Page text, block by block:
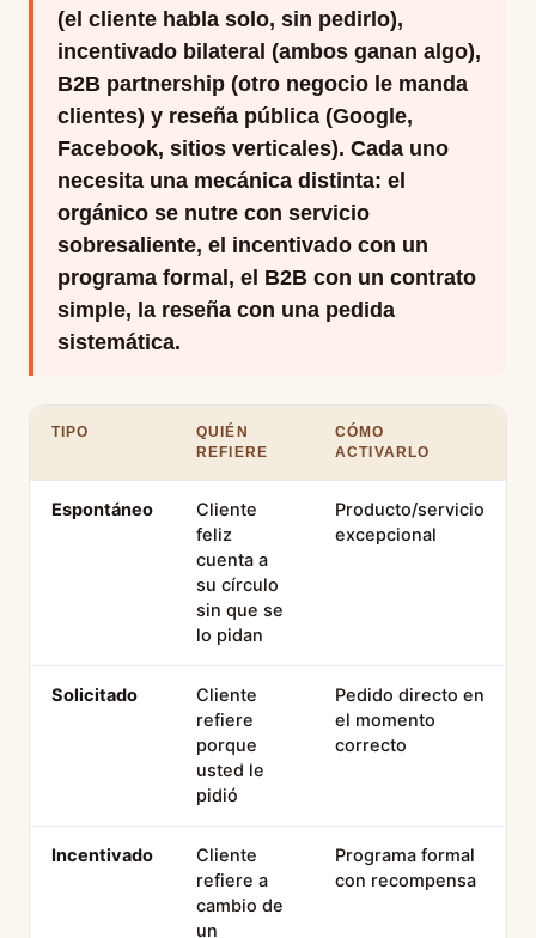
(el cliente habla solo, sin pedirlo),
incentivado bilateral (ambos ganan algo),
B2B partnership (otro negocio le manda
clientes) y reseña pública (Google,
Facebook, sitios verticales). Cada uno
necesita una mecánica distinta: el
orgánico se nutre con servicio
sobresaliente, el incentivado con un
programa formal, el B2B con un contrato
simple, la reseña con una pedida
sistemática.
TIPO
QUIÉN
REFIERE
CÓMO
ACTIVARLO
Espontáneo
Cliente
feliz
cuenta a
su círculo
sin que se
lo pidan
Producto/servicio
excepcional
Solicitado
Cliente
refiere
porque
usted le
pidió
Pedido directo en
el momento
correcto
Incentivado
Cliente
refiere a
cambio de
un
Programa formal
con recompensa